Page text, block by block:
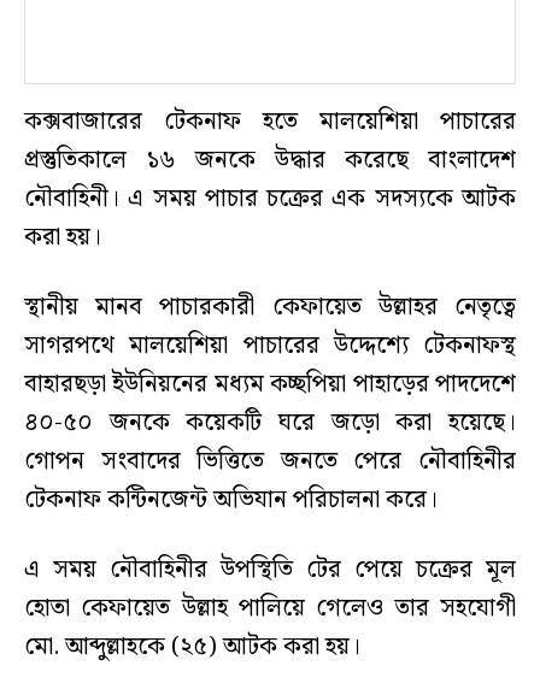
কক্সবাজারের টেকনাফ হতে মালয়েশিয়া পাচারের
প্রস্তুতিকালে ১৬ জনকে উদ্ধার করেছে বাংলাদেশ
নৌবাহিনী। এ সময় পাচার চক্রের এক সদস্যকে আটক
করা হয়।
স্থানীয় মানব পাচারকারী কেফায়েত উল্লাহর নেতৃত্বে
সাগরপথে মালয়েশিয়া পাচারের উদ্দেশ্যে টেকনাফস্থ
বাহারছড়া ইউনিয়নের মধ্যম কচ্ছপিয়া পাহাড়ের পাদদেশে
৪০-৫০ জনকে কয়েকটি ঘরে জড়ো করা হয়েছে।
গোপন সংবাদের ভিত্তিতে জনতে পেরে নৌবাহিনীর
টেকনাফ কন্টিনজেন্ট অভিযান পরিচালনা করে।
এ সময় নৌবাহিনীর উপস্থিতি টের পেয়ে চক্রের মূল
হোতা কেফায়েত উল্লাহ পালিয়ে গেলেও তার সহযোগী
মো. আব্দুল্লাহকে (২৫) আটক করা হয়।